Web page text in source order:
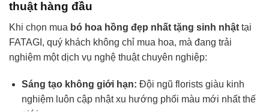
thuật hàng đầu
Khi chọn mua bó hoa hồng đẹp nhất tặng sinh nhật tại
FATAGI, quý khách không chỉ mua hoa, mà đang trải
nghiệm một dịch vụ nghệ thuật chuyên nghiệp:
Sáng tạo không giới hạn: Đội ngũ florists giàu kinh
nghiệm luôn cập nhật xu hướng phối màu mới nhất thế